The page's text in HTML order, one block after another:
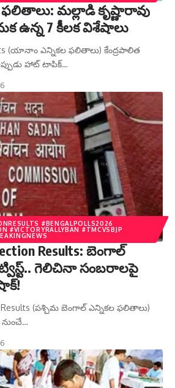
మల్లాడి కృష్ణారావు
ఉన్న 7 కీలక విశేషాలు
(యానాం ఎన్నికల ఫలితాలు) కేంద్రపాలిత
హాట్ టాపిక్…
#BENGALPOLLS2026
#VICTORYRALLYBAN #TMCVSBJP
Results: బెంగాల్
గెలిచినా సంబరాలపై
Results (పశ్చిమ బెంగాల్ ఎన్నికల ఫలితాలు)